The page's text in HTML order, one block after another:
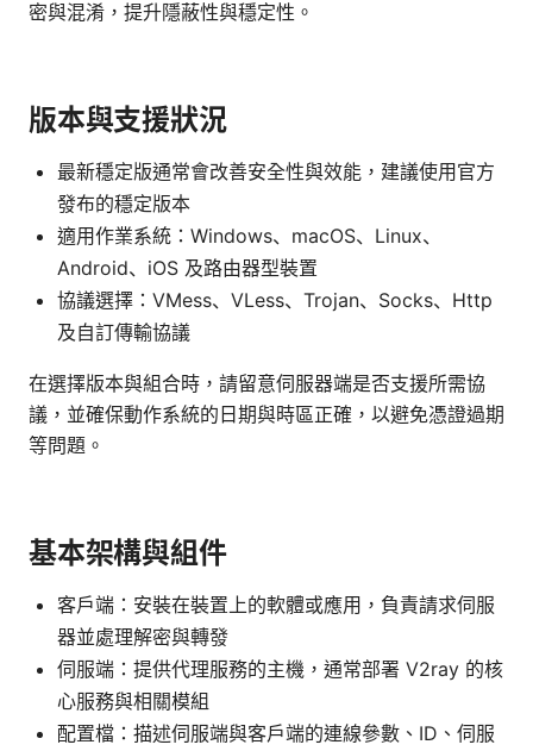
密與混淆，提升隱蔽性與穩定性。
版本與支援狀況
最新穩定版通常會改善安全性與效能，建議使用官方
發布的穩定版本
適用作業系統：Windows、macOS、Linux、
Android、iOS 及路由器型裝置
協議選擇：VMess、VLess、Trojan、Socks、Http
及自訂傳輸協議
在選擇版本與組合時，請留意伺服器端是否支援所需協
議，並確保動作系統的日期與時區正確，以避免憑證過期
等問題。
基本架構與組件
客戶端：安裝在裝置上的軟體或應用，負責請求伺服
器並處理解密與轉發
伺服端：提供代理服務的主機，通常部署 V2ray 的核
心服務與相關模組
配置檔：描述伺服端與客戶端的連線參數、ID、伺服